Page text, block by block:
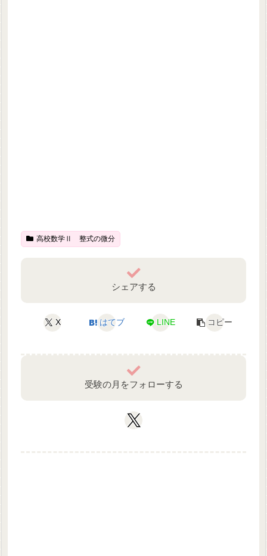
高校数学Ⅱ 整式の微分
シェアする
X はてブ LINE コピー
受験の月をフォローする